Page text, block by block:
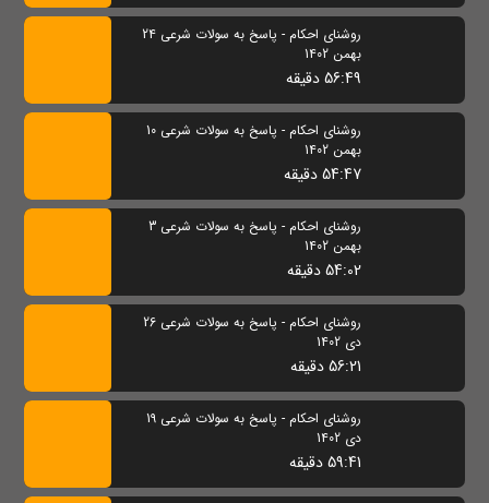
روشنای احکام - پاسخ به سولات شرعی 24
بهمن 1402
56:49 دقیقه
روشنای احکام - پاسخ به سولات شرعی 10
بهمن 1402
54:47 دقیقه
روشنای احکام - پاسخ به سولات شرعی 3
بهمن 1402
54:02 دقیقه
روشنای احکام - پاسخ به سولات شرعی 26
دی 1402
56:21 دقیقه
روشنای احکام - پاسخ به سولات شرعی 19
دی 1402
59:41 دقیقه